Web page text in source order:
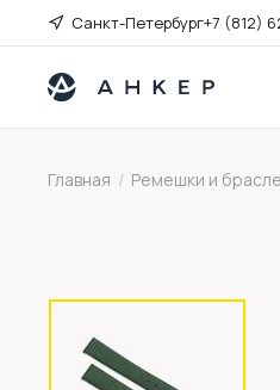
Санкт-Петербург+7 (812)
Главная / Ремешки и